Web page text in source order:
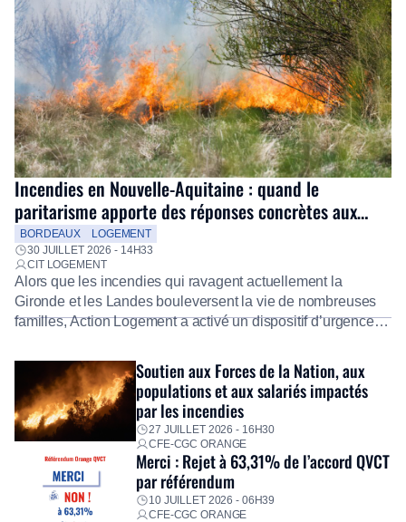
Incendies en Nouvelle-Aquitaine : quand le
paritarisme apporte des réponses concrètes aux
salariés
BORDEAUX
LOGEMENT
30 JUILLET 2026 - 14H33
CIT LOGEMENT
Alors que les incendies qui ravagent actuellement la
Gironde et les Landes bouleversent la vie de nombreuses
familles, Action Logement a activé un dispositif d’urgence
Fidèle à sa mission d’utilité sociale, le Groupe mobilise
immédiatement ses équipes afin de proposer un diagnostic
personnalisé, des aides financières pour faire face aux
premières dépenses, […]
Soutien aux Forces de la Nation, aux
populations et aux salariés impactés
par les incendies
27 JUILLET 2026 - 16H30
CFE-CGC ORANGE
Merci : Rejet à 63,31% de l’accord QVCT
par référendum
10 JUILLET 2026 - 06H39
CFE-CGC ORANGE